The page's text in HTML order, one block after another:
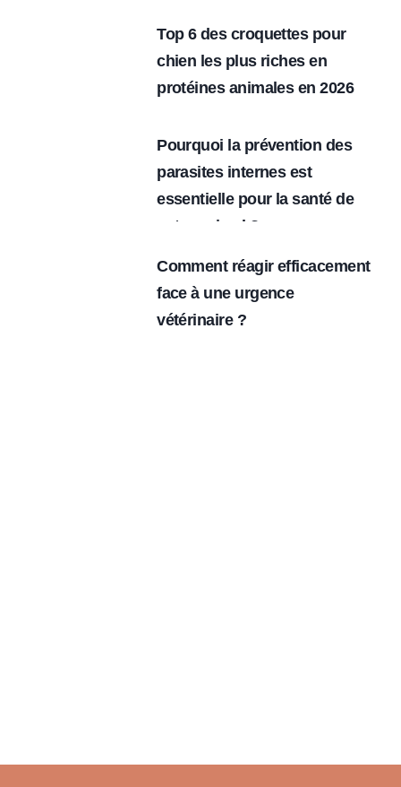
Top 6 des croquettes pour
chien les plus riches en
protéines animales en 2026
Pourquoi la prévention des
parasites internes est
essentielle pour la santé de
votre animal ?
Comment réagir efficacement
face à une urgence
vétérinaire ?